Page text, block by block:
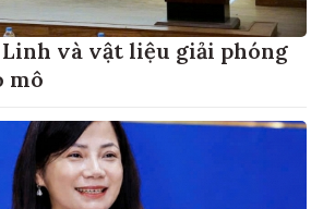
và vật liệu giải phóng
mô